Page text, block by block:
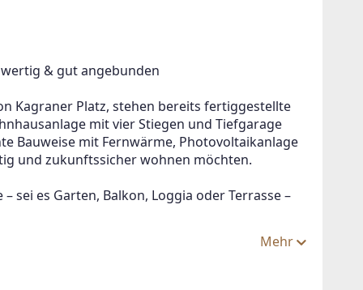
& gut angebunden
Kagraner Platz, stehen bereits fertiggestellte
mit vier Stiegen und Tiefgarage
Bauweise mit Fernwärme, Photovoltaikanlage
und zukunftssicher wohnen möchten.
sei es Garten, Balkon, Loggia oder Terrasse –
Mehr